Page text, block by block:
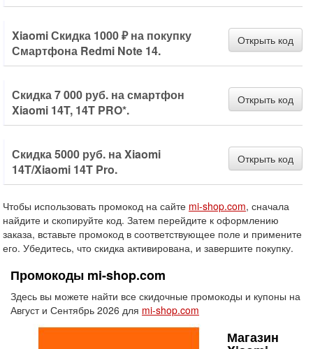
Xiaomi Скидка 1000 ₽ на покупку
Смартфона Redmi Note 14.
Открыть код
Скидка 7 000 руб. на смартфон
Xiaomi 14T, 14T PRO*.
Открыть код
Скидка 5000 руб. на Xiaomi
14T/Xiaomi 14T Pro.
Открыть код
Чтобы использовать промокод на сайте mi-shop.com, сначала
найдите и скопируйте код. Затем перейдите к оформлению
заказа, вставьте промокод в соответствующее поле и примените
его. Убедитесь, что скидка активирована, и завершите покупку.
Промокоды mi-shop.com
Здесь вы можете найти все скидочные промокоды и купоны на
Август и Сентябрь 2026 для mi-shop.com
Магазин